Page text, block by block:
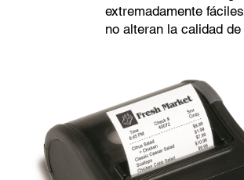
extremadamente
no alteran la calidad